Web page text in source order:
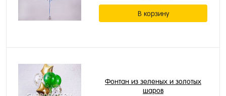
В корзину
Фонтан из зеленых и золотых
шаров